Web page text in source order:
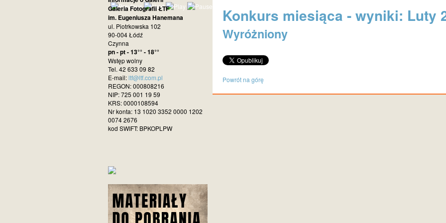
Konkurs miesiąca - wyniki: Luty
Wyróżniony
Powrót na górę
Galeria Fotografii ŁTF
im. Eugeniusza Hanemana
ul. Piotrkowska 102
90-004 Łódź
Czynna
pn - pt - 13°° - 18°°
Wstęp wolny
Tel. 42 633 09 82
E-mail:ltf@ltf.com.pl
REGON: 000808216
NIP: 725 001 19 59
KRS: 0000108594
Nr konta: 13 1020 3352 0000 1202
0074 2676
kod SWIFT: BPKOPLPW